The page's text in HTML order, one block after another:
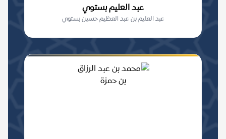
عبد العليم بستوي
عبد العليم بن عبد العظيم حسين بستوي